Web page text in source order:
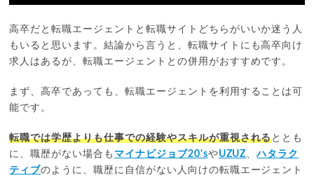
高卒だと転職エージェントと転職サイトどちらがいいか迷う人
もいると思います。結論から言うと、転職サイトにも高卒向け
求人はあるが、転職エージェントとの併用がおすすめです。
まず、高卒であっても、転職エージェントを利用することは可
能です。
転職では学歴よりも仕事での経験やスキルが重視されるととも
に、職歴がない場合も マイナビジョブ20'sやUZUZ 、ハタラク
ティブのように、職歴に自信がない人向けの転職エージェント